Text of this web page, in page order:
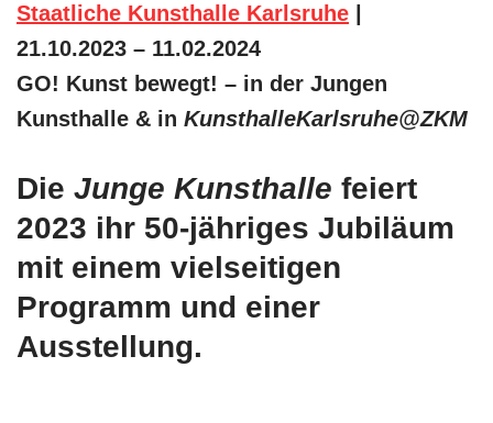
Staatliche Kunsthalle Karlsruhe
21.10.2023 – 11.02.2024
GO! Kunst bewegt! – in der Jungen
Kunsthalle & in KunsthalleKarlsruhe@ZKM
Die Junge Kunsthalle feiert
2023 ihr 50-jähriges Jubiläum
mit einem vielseitigen
Programm und einer
Ausstellung.